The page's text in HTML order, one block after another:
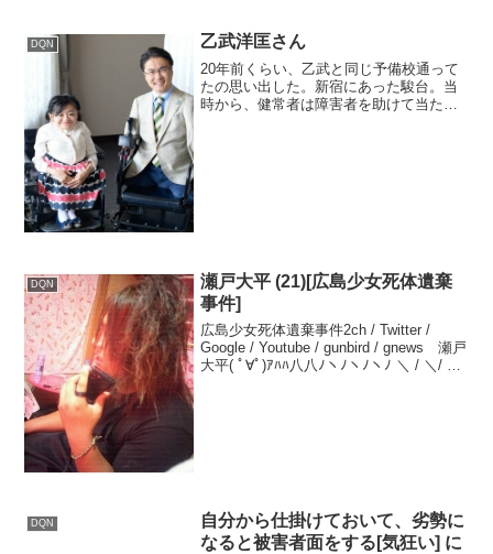
DQN 乙武洋匡さん
20年前くらい、乙武と同じ予備校通って
たの思い出した。新宿にあった駿台。当
時から、健常者は障害者を助けて当たり
DQN
瀬戸大平 (21)[広島少女死体遺棄
事件]
広島少女死体遺棄事件2ch / Twitter /
Google / Youtube / gunbird / gnews 瀬戸
大平( ﾟ∀ﾟ)ｱﾊﾊ八八ﾉヽﾉヽﾉヽﾉ ＼ / ＼/ ＼.
DQN
自分から仕掛けておいて、劣勢に
なると被害者面をする[気狂い] に